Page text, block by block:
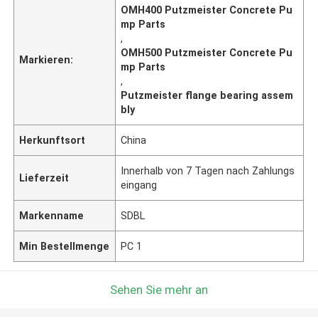
Markieren:
OMH400 Putzmeister Concrete Pu
mp Parts
,
OMH500 Putzmeister Concrete Pu
mp Parts
,
Putzmeister flange bearing assem
bly
Herkunftsort China
Lieferzeit
Innerhalb von 7 Tagen nach Zahlungs
eingang
Markenname SDBL
Min Bestellmenge PC 1
Sehen Sie mehr an